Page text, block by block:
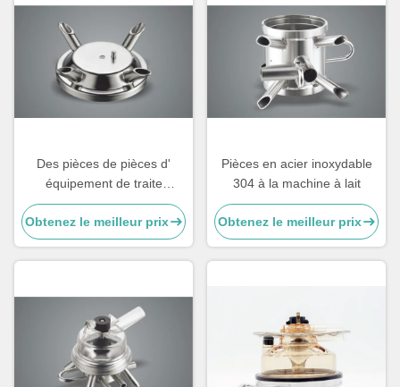
Des pièces de pièces d'
équipement de traite
industriel universel.
Obtenez le meilleur prix
Pièces en acier inoxydable
304 à la machine à lait
Obtenez le meilleur prix